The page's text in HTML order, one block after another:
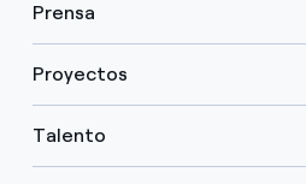
Prensa
Proyectos
Talento